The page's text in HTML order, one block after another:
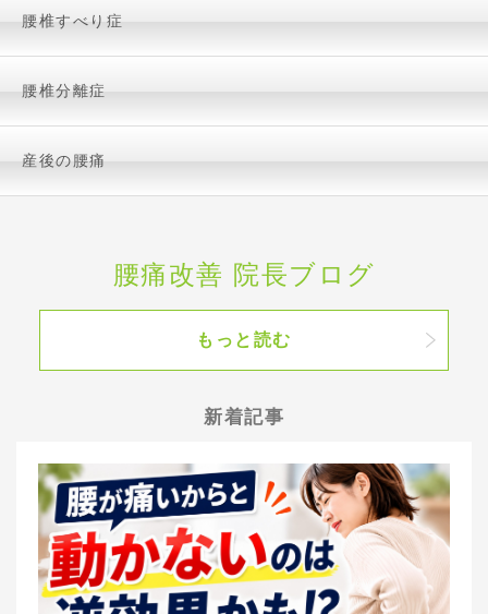
腰椎すべり症
腰椎分離症
産後の腰痛
腰痛改善 院長ブログ
もっと読む
新着記事